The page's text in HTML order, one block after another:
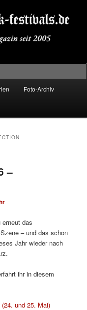
Foto-Archiv
–
das
– und das schon
Jahr wieder nach
ihr in diesem
(24. und 25. Mai)